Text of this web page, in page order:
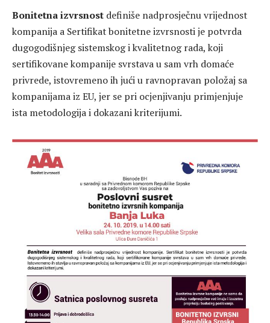
Bonitetna izvrsnost definiše nadprosječnu vrijednost
kompanija a Sertifikat bonitetne izvrsnosti je potvrda
dugogodišnjeg sistemskog i kvalitetnog rada, koji
sertifikovane kompanije svrstava u sam vrh domaće
privrede, istovremeno ih jući u ravnopravan položaj sa
kompanijama iz EU, jer se pri ocjenjivanju primjenjuje
ista metodologija i dokazani kriterijumi.